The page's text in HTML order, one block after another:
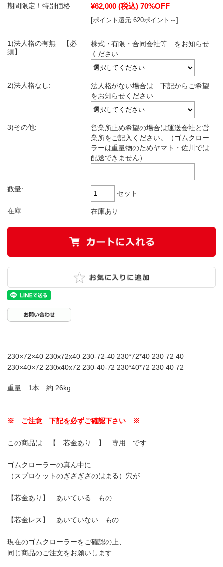
期間限定！特別価格:
¥62,000 (税込) 70%OFF
[ポイント還元 620ポイント～]
1)法人格の有無 【必
須】:
株式・有限・合同会社等 をお知らせ
ください
2)法人格なし:
法人格がない場合は 下記からご希望
をお知らせください
3)その他:
営業所止め希望の場合は運送会社と営
業所をご記入ください。（ゴムクロー
ラーは重量物のためヤマト・佐川では
配送できません）
数量:
セット
在庫: 在庫あり
230×72×40 230x72x40 230-72-40 230*72*40 230 72 40
230×40×72 230x40x72 230-40-72 230*40*72 230 40 72
重量 1本 約 26kg
※ ご注意 下記を必ずご確認下さい ※
この商品は 【 芯金あり 】 専用 です
ゴムクローラーの真ん中に
（スプロケットのぎざぎざのはまる）穴が
【芯金あり】 あいている もの
【芯金レス】 あいていない もの
現在のゴムクローラーをご確認の上、
同じ商品のご注文をお願いします